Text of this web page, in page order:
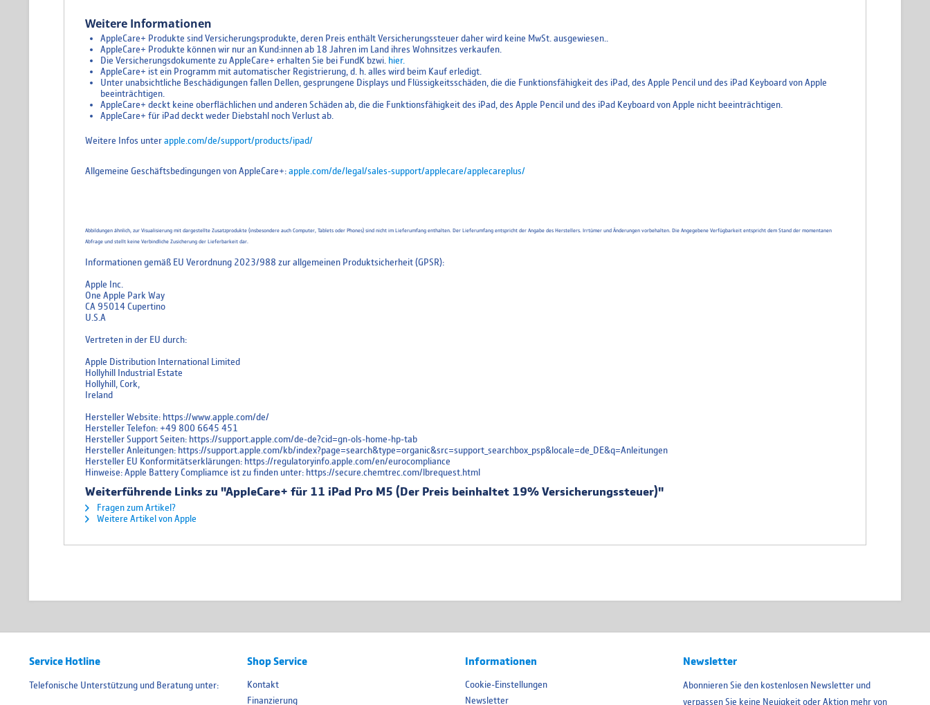
Weitere Informationen
AppleCare+ Produkte sind Versicherungsprodukte, deren Preis enthält Versicherungssteuer daher wird keine MwSt. ausgewiesen..
AppleCare+ Produkte können wir nur an Kund:innen ab 18 Jahren im Land ihres Wohnsitzes verkaufen.
Die Versicherungsdokumente zu AppleCare+ erhalten Sie bei FundK bzwi. hier.
AppleCare+ ist ein Programm mit automatischer Registrierung, d. h. alles wird beim Kauf erledigt.
Unter unabsichtliche Beschädigungen fallen Dellen, gesprungene Displays und Flüssigkeitsschäden, die die Funktionsfähigkeit des iPad, des Apple Pencil und des iPad Keyboard von Apple
beeinträchtigen.
AppleCare+ deckt keine oberflächlichen und anderen Schäden ab, die die Funktionsfähigkeit des iPad, des Apple Pencil und des iPad Keyboard von Apple nicht beeinträchtigen.
AppleCare+ für iPad deckt weder Diebstahl noch Verlust ab.
Weitere Infos unterapple.com/de/support/products/ipad/
Allgemeine Geschäftsbedingungen von AppleCare+:apple.com/de/legal/sales-support/applecare/applecareplus/
Abbildungen ähnlich, zur Visualisierung mit dargestellte Zusatzprodukte (insbesondere auch Computer, Tablets oder Phones) sind nicht im Lieferumfang enthalten. Der Lieferumfang entspricht der Angabe des Herstellers. Irrtümer und Änderungen vorbehalten. Die Angegebene Verfügbarkeit entspricht dem Stand der momentanen
Abfrage und stellt keine Verbindliche Zusicherung der Lieferbarkeit dar.
Informationen gemäß EU Verordnung 2023/988 zur allgemeinen Produktsicherheit (GPSR):
Apple Inc.
One Apple Park Way
CA 95014 Cupertino
U.S.A
Vertreten in der EU durch:
Apple Distribution International Limited
Hollyhill Industrial Estate
Hollyhill, Cork,
Ireland
Hersteller Website: https://www.apple.com/de/
Hersteller Telefon: +49 800 6645 451
Hersteller Support Seiten: https://support.apple.com/de-de?cid=gn-ols-home-hp-tab
Hersteller Anleitungen: https://support.apple.com/kb/index?page=search&type=organic&src=support_searchbox_psp&locale=de_DE&q=Anleitungen
Hersteller EU Konformitätserklärungen: https://regulatoryinfo.apple.com/en/eurocompliance
Hinweise: Apple Battery Compliamce ist zu finden unter: https://secure.chemtrec.com/lbrequest.html
Weiterführende Links zu "AppleCare+ für 11 iPad Pro M5 (Der Preis beinhaltet 19% Versicherungssteuer)"
Fragen zum Artikel?
Weitere Artikel von Apple
Service Hotline
Telefonische Unterstützung und Beratung unter:
Shop Service
Kontakt
Finanzierung
Informationen
Cookie-Einstellungen
Newsletter
Newsletter
Abonnieren Sie den kostenlosen Newsletter und
verpassen Sie keine Neuigkeit oder Aktion mehr von